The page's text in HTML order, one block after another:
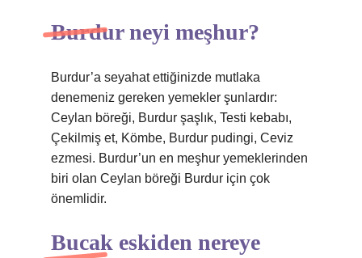
Burdur neyi meşhur?
Burdur’a seyahat ettiğinizde mutlaka
denemeniz gereken yemekler şunlardır:
Ceylan böreği, Burdur şaşlık, Testi kebabı,
Çekilmiş et, Kömbe, Burdur pudingi, Ceviz
ezmesi. Burdur’un en meşhur yemeklerinden
biri olan Ceylan böreği Burdur için çok
önemlidir.
Bucak eskiden nereye